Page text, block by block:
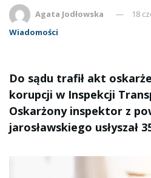
Agata Jodłowska
18
Wiadomości
Do sądu trafił akt
korupcji w Inspekcji
Oskarżony inspektor z
jarosławskiego usłyszał